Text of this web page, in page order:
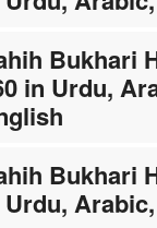
Bukhari
in Urdu,
Bukhari